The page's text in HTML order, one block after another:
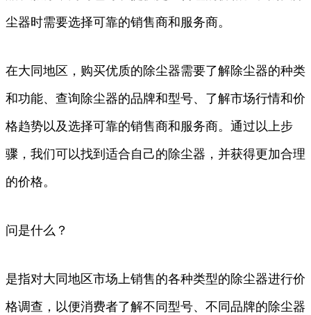
尘器时需要选择可靠的销售商和服务商。
在大同地区，购买优质的除尘器需要了解除尘器的种类
和功能、查询除尘器的品牌和型号、了解市场行情和价
格趋势以及选择可靠的销售商和服务商。通过以上步
骤，我们可以找到适合自己的除尘器，并获得更加合理
的价格。
问是什么？
是指对大同地区市场上销售的各种类型的除尘器进行价
格调查，以便消费者了解不同型号、不同品牌的除尘器